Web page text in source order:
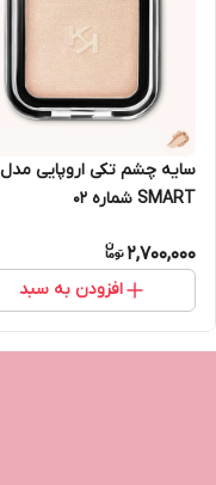
سایه چشم تکی اروپایی مدل
SMART شماره 02
2,700,000
افزودن به سبد